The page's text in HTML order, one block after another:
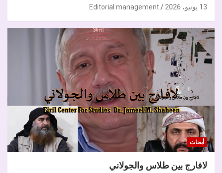
13 يونيو، 2026 Editorial management
أبحاث
لافارج بين طلاس والجولاني